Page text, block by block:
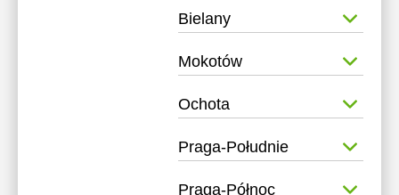
Bielany
Mokotów
Ochota
Praga-Południe
Praga-Północ